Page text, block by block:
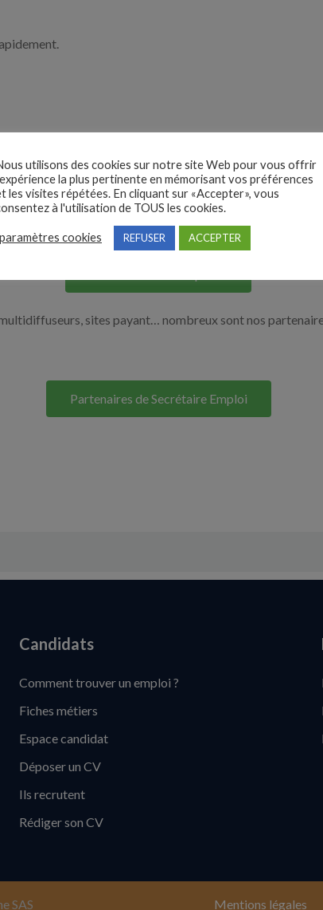
?
et de l’accueil par exemple un hôte d’accueil,
pour vous aider à recruter en cliquant sur le bouton
sites payant… nombreux sont nos
Partenaires de Secrétaire Emploi
Candidats
Comment trouver un emploi ?
Fiches métiers
Espace candidat
Déposer un CV
Ils recrutent
Rédiger son CV
SAS Mentions légales
utilisons des cookies sur notre site Web pour vous offrir
la plus pertinente en mémorisant vos préférences
les visites répétées. En cliquant sur «Accepter», vous
à l'utilisation de TOUS les cookies.
paramètres cookies REFUSER ACCEPTER